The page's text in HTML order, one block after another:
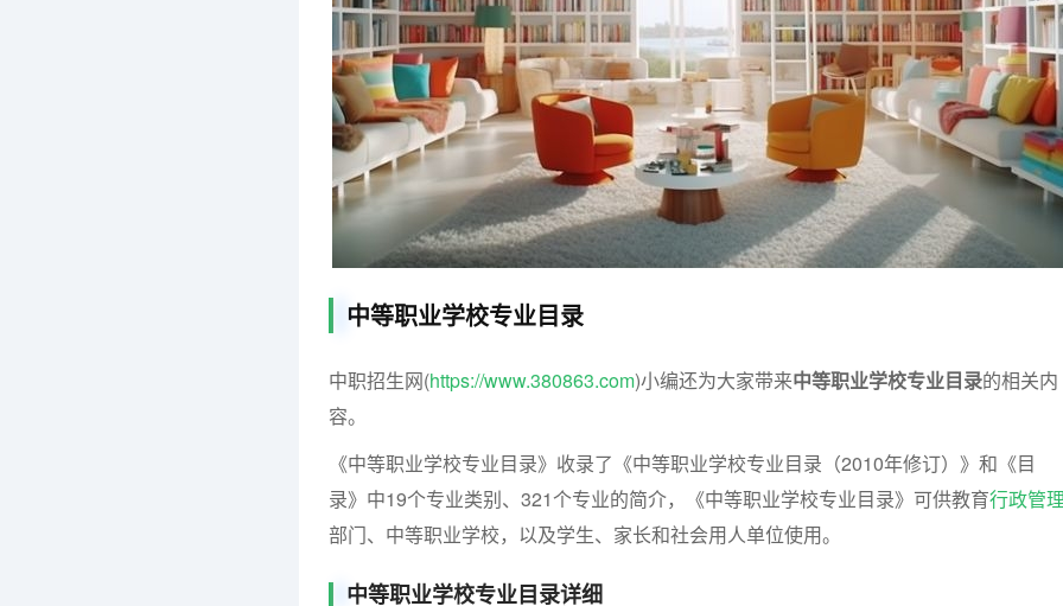
中等职业学校专业目录
中职招生网(https://www.380863.com)小编还为大家带来中等职业学校专业目录的相关内
容。
《中等职业学校专业目录》收录了《中等职业学校专业目录（2010年修订）》和《目
录》中19个专业类别、321个专业的简介，《中等职业学校专业目录》可供教育行政管
部门、中等职业学校，以及学生、家长和社会用人单位使用。
中等职业学校专业目录详细